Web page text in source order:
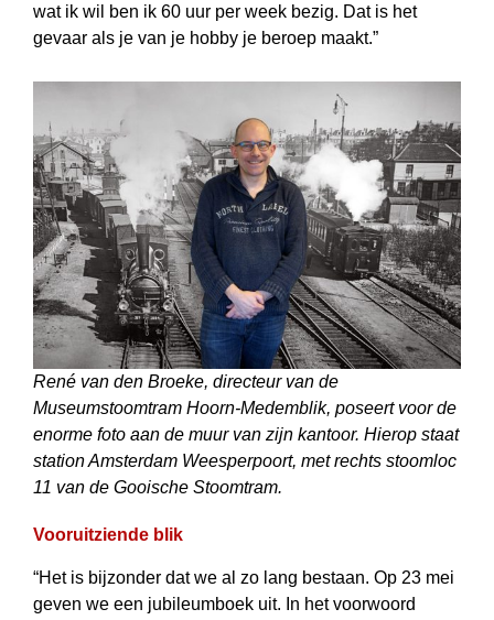
wat ik wil ben ik 60 uur per week bezig. Dat is het
gevaar als je van je hobby je beroep maakt.”
René van den Broeke, directeur van de
Museumstoomtram Hoorn-Medemblik, poseert voor de
enorme foto aan de muur van zijn kantoor. Hierop staat
station Amsterdam Weesperpoort, met rechts stoomloc
11 van de Gooische Stoomtram.
Vooruitziende blik
“Het is bijzonder dat we al zo lang bestaan. Op 23 mei
geven we een jubileum­boek uit. In het voorwoord